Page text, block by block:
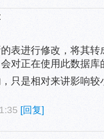
表进行修改，将其
对正在使用此数据
只是相对来讲影响
[回复]